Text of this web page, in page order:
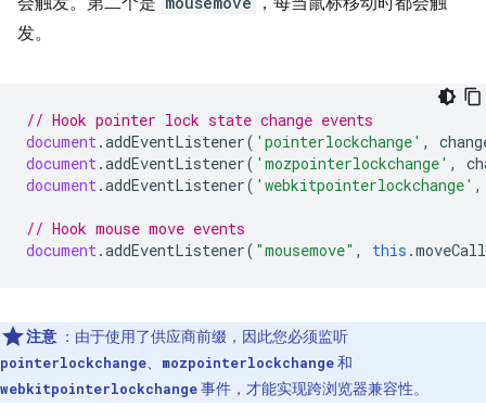
发。
// Hook pointer lock state change events
document.addEventListener( 'pointerlockchange' ,
document.addEventListener( 'mozpointerlockchange' ,
document.addEventListener( 'webkitpointerlockchange' ,
// Hook mouse move events
document.addEventListener( "mousemove" , this .
注意 ：由于使用了供应商前缀，因此您必须监听
pointerlockchange、 mozpointerlockchange和
webkitpointerlockchange事件，才能实现跨浏览器兼容性。